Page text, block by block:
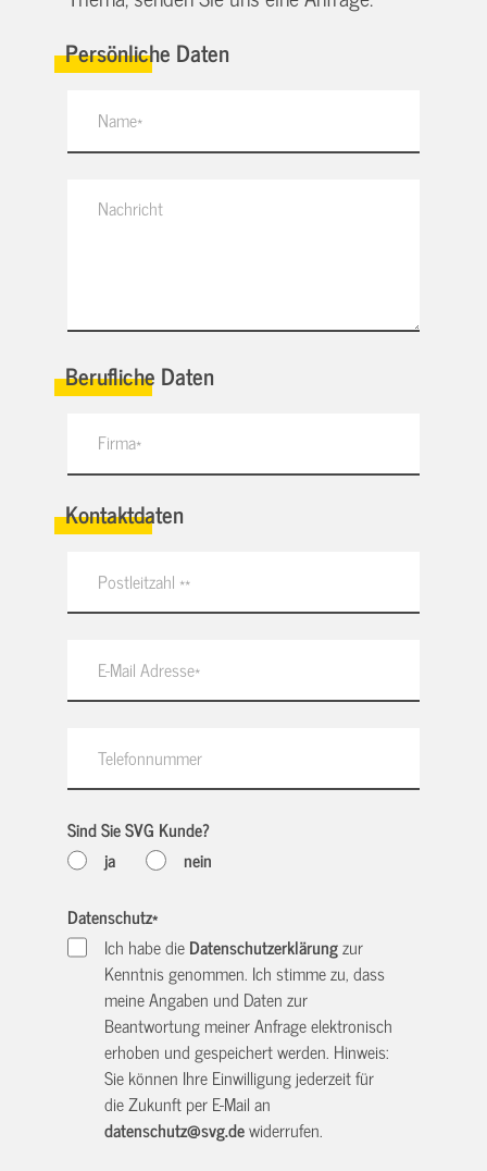
Persönliche Daten
Berufliche Daten
Kontaktdaten
Sind Sie SVG Kunde?
ja
nein
Datenschutz*
Ich habe dieDatenschutzerklärungzur
Kenntnis genommen. Ich stimme zu, dass
meine Angaben und Daten zur
Beantwortung meiner Anfrage elektronisch
erhoben und gespeichert werden. Hinweis:
Sie können Ihre Einwilligung jederzeit für
die Zukunft per E-Mail an
datenschutz@svg.dewiderrufen.